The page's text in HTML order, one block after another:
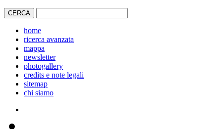
home
ricerca avanzata
mappa
newsletter
photogallery
credits e note legali
sitemap
chi siamo